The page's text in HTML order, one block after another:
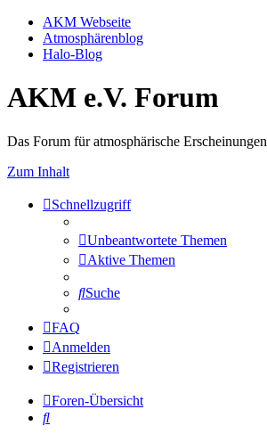
AKM Webseite
Atmosphärenblog
Halo-Blog
AKM e.V. Forum
Das Forum für atmosphärische Erscheinungen
Zum Inhalt
Schnellzugriff
Unbeantwortete Themen
Aktive Themen
Suche
FAQ
Anmelden
Registrieren
Foren-Übersicht
Suche